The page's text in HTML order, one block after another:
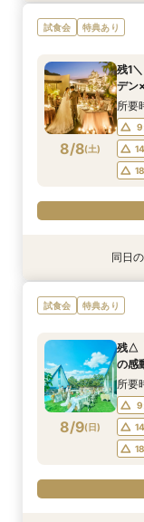
8/7(金)
＼1
ゼン
8/7(金)
【6
ン誕
8/7(金)
【60
りみ
8/7(金)
【タ
場案
試食会 特典あり
8/8(土)
残1
デン
所要
特典あり
8/8(土)
＼1
ゼン
特典あり
8/8(土)
【6
ン誕
8/8(土)
【タ
場案
8/8(土)
【60
りみ
8/8(土)
【会
比較
同日
試食会 特典あり
8/9(日)
残△
の感
所要